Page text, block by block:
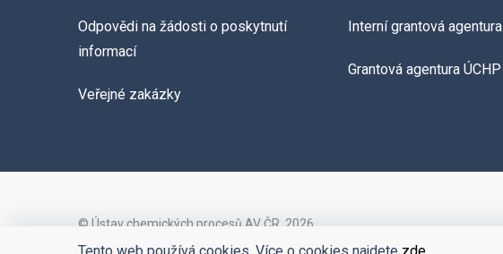
Odpovědi na žádosti o poskytnutí
informací
Veřejné zakázky
Interní grantová agentura
Grantová agentura ÚCHP
© Ústav chemických procesů AV ČR, 2026